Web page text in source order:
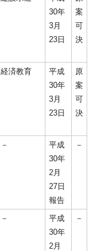
30年
3月
23日
案
可
決
経済教育
平成
30年
3月
23日
原
案
可
決
－
平成
30年
2月
27日
報告
－
－
平成
30年
2月
－